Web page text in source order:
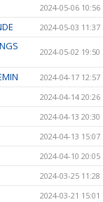
2024-05-06 10:56
2024-05-03 11:37
2024-05-02 19:50
2024-04-17 12:57
2024-04-14 20:26
2024-04-13 20:30
2024-04-13 15:07
2024-04-10 20:05
2024-03-25 11:28
2024-03-21 15:01